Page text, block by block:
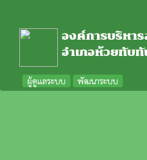
องค์การบริหา
อำเภอห้วยทับ
ผู้ดูแลระบบ พัฒนาระบบ